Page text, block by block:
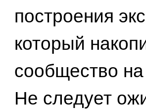
построения
который
сообщество
Не следует